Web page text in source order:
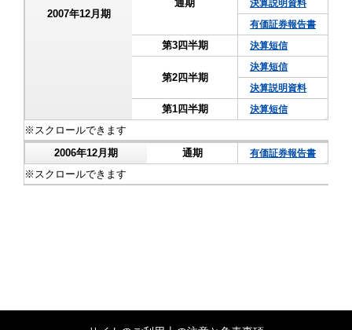
2007年12月期
通期
決算説明資料
有価証券報告書
第3四半期 決算短信
第2四半期
決算短信
決算説明資料
第1四半期 決算短信
2006年12月期 通期 有価証券報告書